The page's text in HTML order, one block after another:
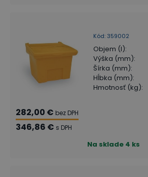
Kód: 359002
Objem (l):
Výška (mm):
Šírka (mm):
Hĺbka (mm):
Hmotnosť (kg):
282,00 € bez DPH
346,86 € s DPH
Na sklade 4 ks